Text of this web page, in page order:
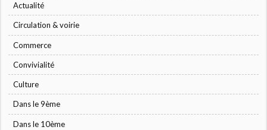
Actualité
Circulation & voirie
Commerce
Convivialité
Culture
Dans le 9ème
Dans le 10ème